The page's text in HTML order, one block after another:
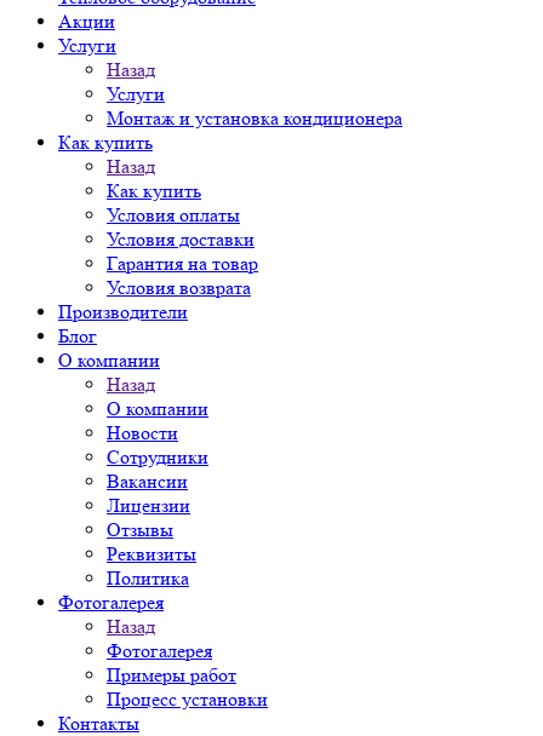
Акции
Услуги
Назад
Услуги
Монтаж и установка кондиционера
Как купить
Назад
Как купить
Условия оплаты
Условия доставки
Гарантия на товар
Условия возврата
Производители
Блог
О компании
Назад
О компании
Новости
Сотрудники
Вакансии
Лицензии
Отзывы
Реквизиты
Политика
Фотогалерея
Назад
Фотогалерея
Примеры работ
Процесс установки
Контакты